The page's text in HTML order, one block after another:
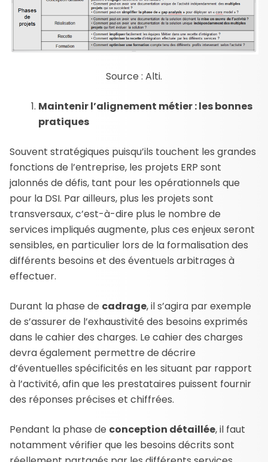
Source : Alti.
Maintenir l’alignement métier : les bonnes
pratiques
Souvent stratégiques puisqu’ils touchent les grandes
fonctions de l’entreprise, les projets ERP sont
jalonnés de défis, tant pour les opérationnels que
pour la DSI. Par ailleurs, plus les projets sont
transversaux, c’est-à-dire plus le nombre de
services impliqués augmente, plus ces enjeux seront
sensibles, en particulier lors de la formalisation des
différents besoins et des éventuels arbitrages à
effectuer.
Durant la phase de cadrage, il s’agira par exemple
de s’assurer de l’exhaustivité des besoins exprimés
dans le cahier des charges. Le cahier des charges
devra également permettre de décrire
d’éventuelles spécificités en les situant par rapport
à l’activité, afin que les prestataires puissent fournir
des réponses précises et chiffrées.
Pendant la phase de conception détaillée, il faut
notamment vérifier que les besoins décrits sont